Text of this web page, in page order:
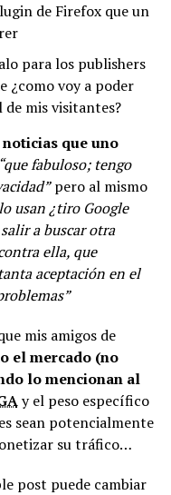
de Firefox que un
para los publishers
¿como voy a poder
mis visitantes?
noticias que uno
“que fabuloso; tengo
pero al mismo
usan ¿tiro Google
a buscar otra
ella, que
aceptación en el
mis amigos de
el mercado (no
lo mencionan al
y el peso específico
sean potencialmente
su tráfico…
post puede cambiar